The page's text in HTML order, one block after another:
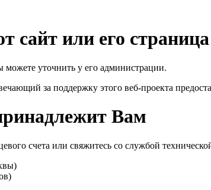
сайт или его
уточнить у его администрации.
за поддержку этого веб-проекта
Вам
счета или свяжитесь со службой